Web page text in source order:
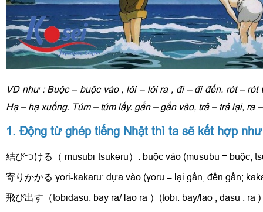
VD như : Buộc – buộc vào , lôi – lôi ra , đi – đi đến. rót – rót
Hạ – hạ xuống. Túm – túm lấy. gắn – gắn vào, trả – trả lại, ra
1. Động từ ghép tiếng Nhật thì ta sẽ kết hợp
結びつける（ musubi-tsukeru）: buộc vào (musubu = buộc,
寄りかかる yori-kakaru: dựa vào (yoru = lại gần, đến gần;
飛び出す（tobidasu: bay ra/ lao ra ）(tobi: bay/lao , dasu : ra )